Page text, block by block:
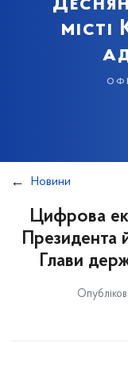
Новини
Цифрова
Президента
Глави